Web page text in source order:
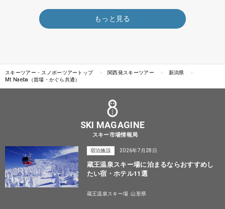
もっと見る
スキーツアー・スノボーツアートップ 関西発スキーツアー
新潟県
Mt.Naeba（苗場・かぐら共通）
SKI MAGAGINE
スキー市場情報局
宿泊施設 2026年7月28日
蔵王温泉スキー場に泊まるならおすすめし
たい宿・ホテル11選
蔵王温泉スキー場 山形県